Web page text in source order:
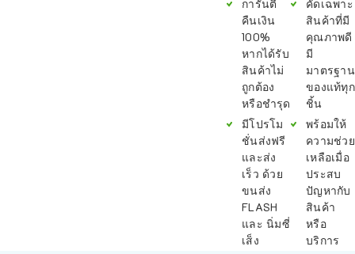
การันตี
คืนเงิน
100%
หากได้รับ
สินค้าไม่
ถูกต้อง
หรือชำรุด
มีโปรโม
ชั่นส่งฟรี
และส่ง
เร็ว ด้วย
ขนส่ง
FLASH
และ นิ่มซี่
เส็ง
คัดเฉพาะ
สินค้าที่มี
คุณภาพดี
มี
มาตรฐาน
ของแท้ทุก
ชิ้น
พร้อมให้
ความช่วย
เหลือเมื่อ
ประสบ
ปัญหากับ
สินค้า
หรือ
บริการ